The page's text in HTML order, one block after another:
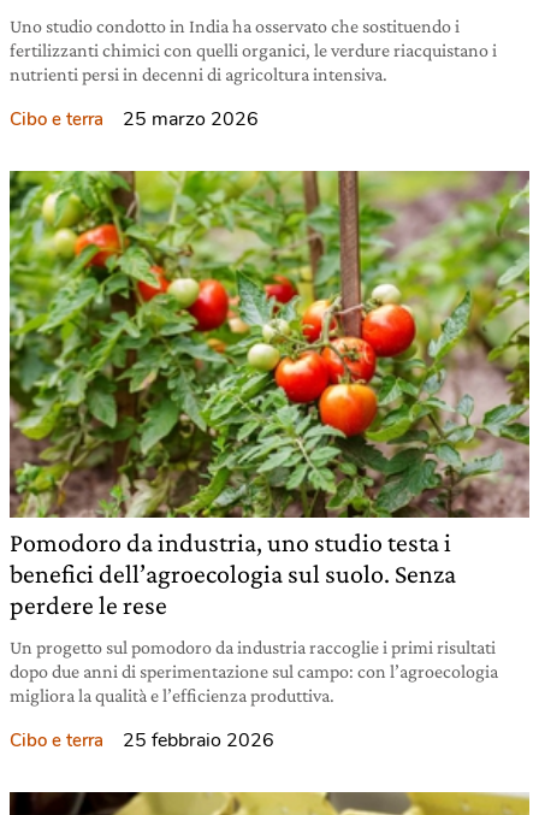
Uno studio condotto in India ha osservato che sostituendo i
fertilizzanti chimici con quelli organici, le verdure riacquistano i
nutrienti persi in decenni di agricoltura intensiva.
Cibo e terra 25 marzo 2026
Pomodoro da industria, uno studio testa i
benefici dell’agroecologia sul suolo. Senza
perdere le rese
Un progetto sul pomodoro da industria raccoglie i primi risultati
dopo due anni di sperimentazione sul campo: con l’agroecologia
migliora la qualità e l’efficienza produttiva.
Cibo e terra 25 febbraio 2026